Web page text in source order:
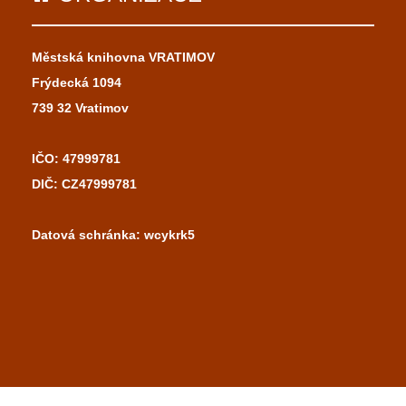
Městská knihovna VRATIMOV
Frýdecká 1094
739 32 Vratimov
IČO: 47999781
DIČ: CZ47999781
Datová schránka: wcykrk5